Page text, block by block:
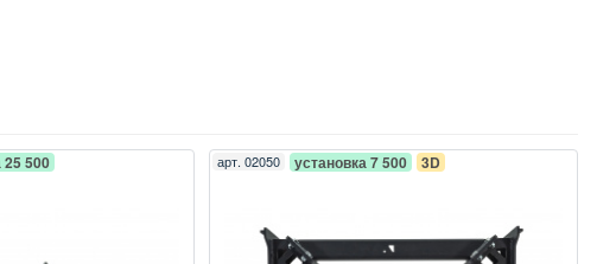
25 500 арт. 02050 установка 7 500 3D